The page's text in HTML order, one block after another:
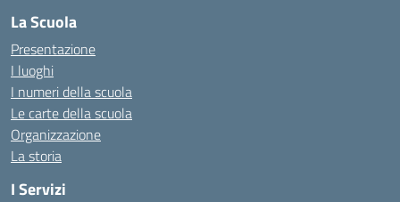
La Scuola
Presentazione
I luoghi
I numeri della scuola
Le carte della scuola
Organizzazione
La storia
I Servizi